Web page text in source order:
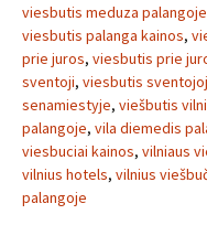
viesbutis meduza palangoje
viesbutis palanga kainos,
prie juros, viesbutis prie
sventoji, viesbutis
senamiestyje, viešbutis
palangoje, vila diemedis
viesbuciai kainos, vilniaus
vilnius hotels, vilnius
palangoje